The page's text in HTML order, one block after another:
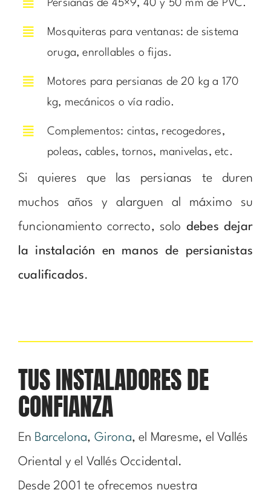
Persianas de 45×9, 40 y 50 mm de PVC.
Mosquiteras para ventanas: de sistema
oruga, enrollables o fijas.
Motores para persianas de 20 kg a 170
kg, mecánicos o vía radio.
Complementos: cintas, recogedores,
poleas, cables, tornos, manivelas, etc.
Si quieres que las persianas te duren
muchos años y alarguen al máximo su
funcionamiento correcto, solo debes dejar
la instalación en manos de persianistas
cualificados.
TUS INSTALADORES DE
CONFIANZA
En Barcelona, Girona, el Maresme, el Vallés
Oriental y el Vallés Occidental.
Desde 2001 te ofrecemos nuestra